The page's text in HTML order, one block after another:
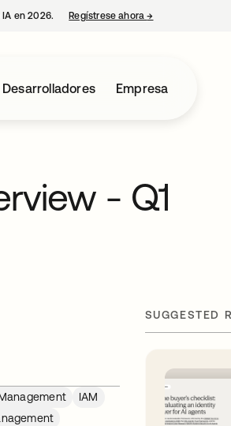
en 2026. Regístrese ahora→
Desarrolladores Empresa
- Q1
IAM
SUGGESTED